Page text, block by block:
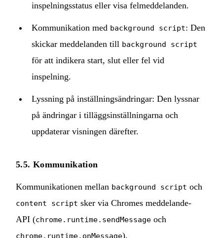
inspelningsstatus eller visa felmeddelanden.
Kommunikation med background script: Den
skickar meddelanden till background script
för att indikera start, slut eller fel vid
inspelning.
Lyssning på inställningsändringar: Den lyssnar
på ändringar i tilläggsinställningarna och
uppdaterar visningen därefter.
5.5. Kommunikation
Kommunikationen mellan background script och
content script sker via Chromes meddelande-
API (chrome.runtime.sendMessage och
chrome.runtime.onMessage).